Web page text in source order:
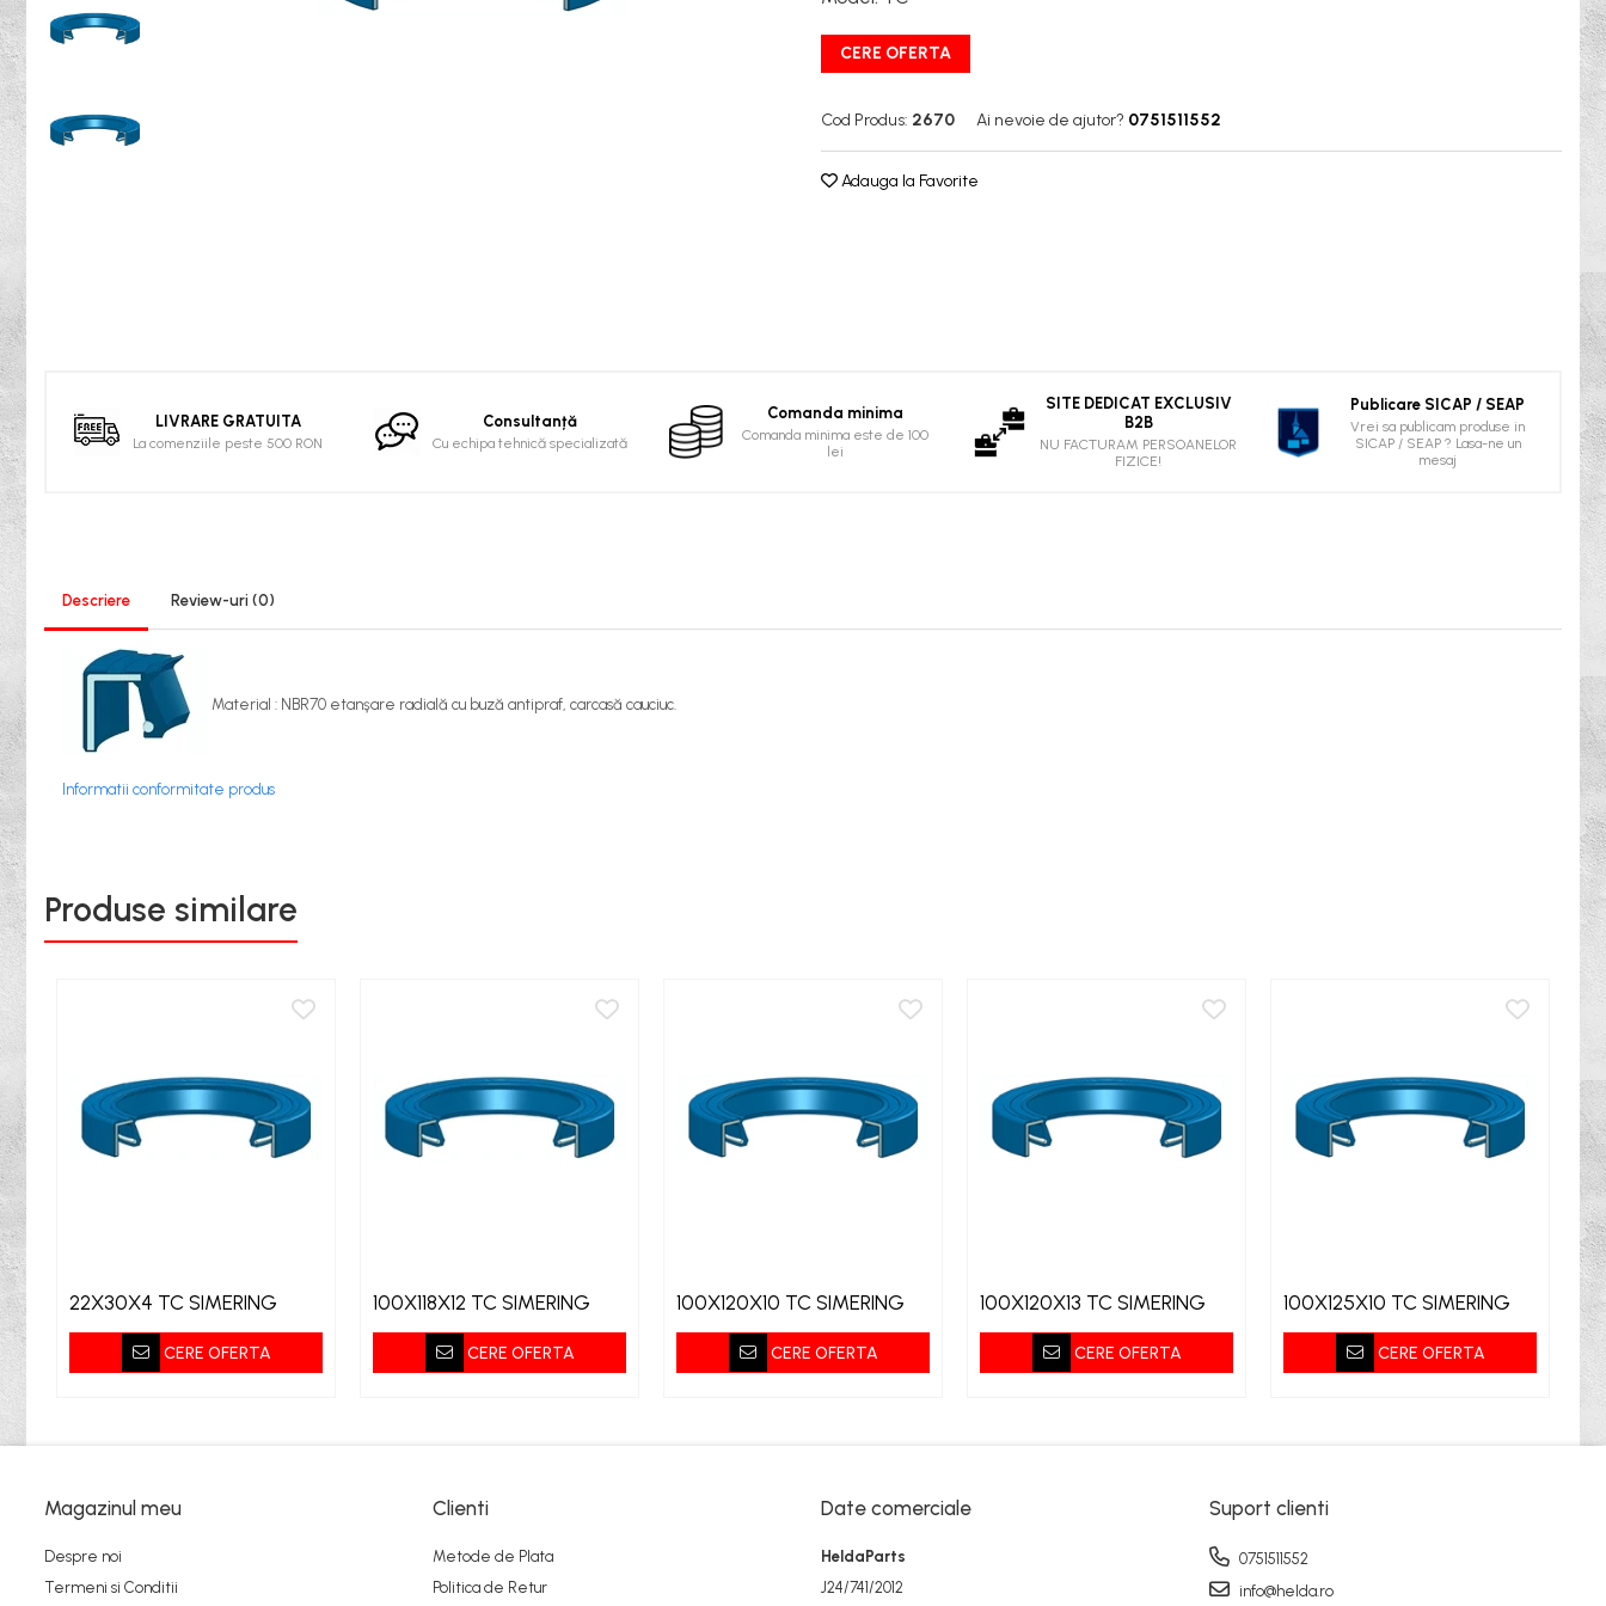
Rulmenti osc. cu role butoi
Curele
Curele trapezoidale
10x
13x
20x
32x
SPA
SPB
Curele Dintate
AVX
XPA
XPB
XPZ
Sudura
Scule
Chei
Chei Cu Clichet
Chei Dinamometrice
Chei Fixe/Combinate
Chei Pentru Filtre
Chei Reglabile
Extractoare/Inductoare
Tubulare
Bureti
Capete De Slefuit
Perii
Pietre
Aditivi
Burghie
Burghie Beton
Burghie Cobalt
Burghie Lemn
CERE OFERTA
Cod Produs: 2670 Ai nevoie de ajutor? 0751511552
Adauga la Favorite
LIVRARE GRATUITA
La comenziile peste 500 RON
Consultanță
Cu echipa tehnică specializată
Comanda minima
Comanda minima este de 100
lei
SITE DEDICAT EXCLUSIV
B2B
NU FACTURAM PERSOANELOR
FIZICE!
Publicare SICAP / SEAP
Vrei sa publicam produse in
SICAP / SEAP ? Lasa-ne un
mesaj
Descriere Review-uri (0)
Material : NBR70 etanşare radială cu buză antipraf, carcasă cauciuc.
Informatii conformitate produs
Produse similare
22X30X4 TC SIMERING
CERE OFERTA
100X118X12 TC SIMERING
CERE OFERTA
100X120X10 TC SIMERING
CERE OFERTA
100X120X13 TC SIMERING
CERE OFERTA
100X125X10 TC SIMERING
CERE OFERTA
Magazinul meu
Despre noi
Termeni si Conditii
Clienti
Metode de Plata
Politica de Retur
Date comerciale
HeldaParts
J24/741/2012
Suport clienti
0751511552
info@helda.ro